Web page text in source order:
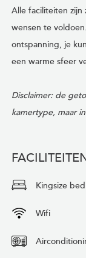
Alle faciliteiten zijn
wensen te
ontspanning, je
een warme sfeer
Disclaimer: de
kamertype, maar
Kingsize
Wifi